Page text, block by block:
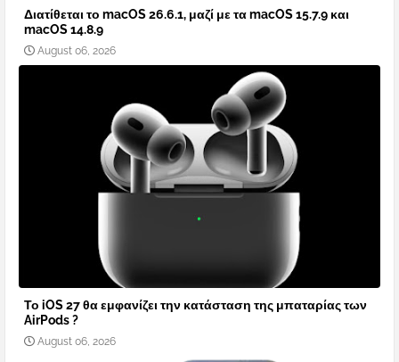
Διατίθεται το macOS 26.6.1, μαζί με τα macOS 15.7.9 και
macOS 14.8.9
August 06, 2026
Το iOS 27 θα εμφανίζει την κατάσταση της μπαταρίας των
AirPods ?
August 06, 2026